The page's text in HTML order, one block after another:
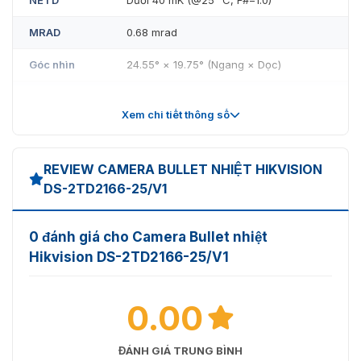
MRAD 0.68 mrad
Góc nhìn 24.55° × 19.75° (Ngang × Dọc)
13 m
Chức năng
thông minh
Phân tích
nội dung
4 loại quy tắc VCA (Vượt rào, Xâm nhập,
Vào khu vực, Ra khỏi khu vực), tối đa 8
3 loại quy tắc đo nhiệt, 21 quy tắc (10
điểm, 10 khu vực, 1 đường)
-20 °C đến 150 °C (-4 °F đến 302 °F)
Xem chi tiết thông số
REVIEW CAMERA BULLET NHIỆT HIKVISION
DS-2TD2166-25/V1
0 đánh giá cho Camera Bullet nhiệt
Hikvision DS-2TD2166-25/V1
0.00
ĐÁNH GIÁ TRUNG BÌNH